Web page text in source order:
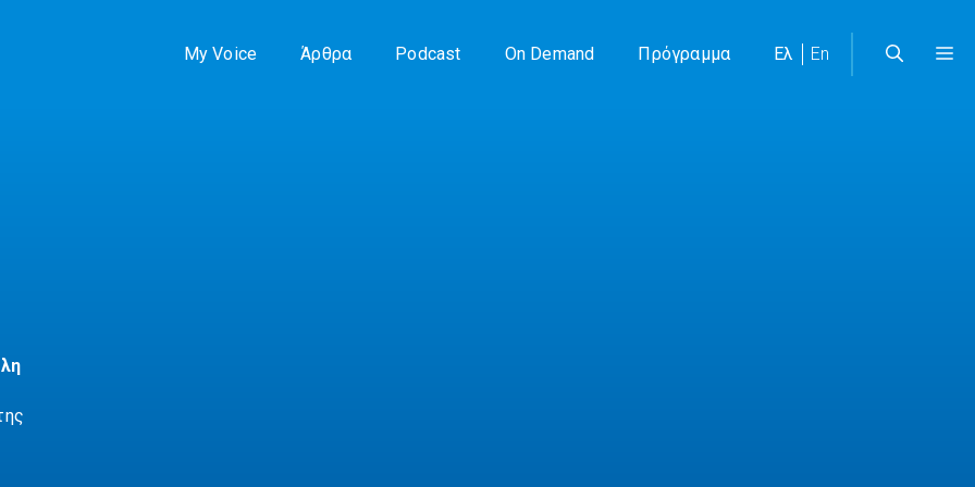
My Voice Άρθρα Podcast On Demand Πρόγραμμα Ελ En